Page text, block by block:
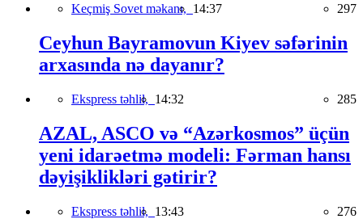
Keçmiş Sovet məkanı, 14:37 297
Ceyhun Bayramovun Kiyev səfərinin
arxasında nə dayanır?
Ekspress təhlil, 14:32 285
AZAL, ASCO və “Azərkosmos” üçün
yeni idarəetmə modeli: Fərman hansı
dəyişiklikləri gətirir?
Ekspress təhlil, 13:43 276